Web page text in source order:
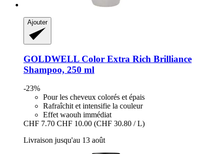
Ajouter
GOLDWELL Color Extra Rich Brilliance
Shampoo, 250 ml
-23%
Pour les cheveux colorés et épais
Rafraîchit et intensifie la couleur
Effet waouh immédiat
CHF 7.70 CHF 10.00 (CHF 30.80 / L)
Livraison jusqu'au 13 août